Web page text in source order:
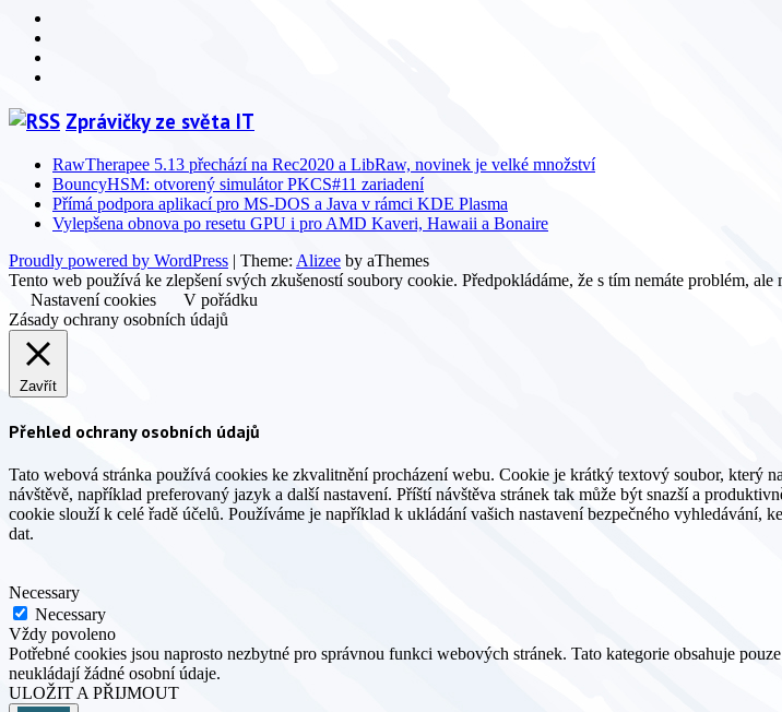
Zprávičky ze světa IT
RawTherapee 5.13 přechází na Rec2020 a LibRaw, novinek je velké množství
BouncyHSM: otvorený simulátor PKCS#11 zariadení
Přímá podpora aplikací pro MS-DOS a Java v rámci KDE Plasma
Vylepšena obnova po resetu GPU i pro AMD Kaveri, Hawaii a Bonaire
Proudly powered by WordPress | Theme: Alizee by aThemes
Tento web používá ke zlepšení svých zkušeností soubory cookie. Předpokládáme, že s tím nemáte problém, ale
Nastavení cookies
V pořádku
Zásady ochrany osobních údajů
Zavřít
Přehled ochrany osobních údajů
Tato webová stránka používá cookies ke zkvalitnění procházení webu. Cookie je krátký textový soubor, který
návštěvě, například preferovaný jazyk a další nastavení. Příští návštěva stránek tak může být snazší a
cookie slouží k celé řadě účelů. Používáme je například k ukládání vašich nastavení bezpečného vyhledávání,
dat.
Necessary
Necessary
Vždy povoleno
Potřebné cookies jsou naprosto nezbytné pro správnou funkci webových stránek. Tato kategorie obsahuje
neukládají žádné osobní údaje.
ULOŽIT A PŘIJMOUT